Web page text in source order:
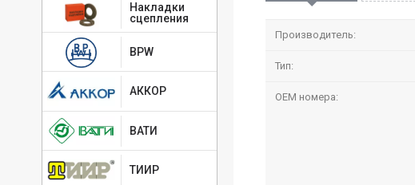
Накладки
сцепления
BPW
АККОР
ВАТИ
ТИИР
Производитель:
Тип:
OEM номера: